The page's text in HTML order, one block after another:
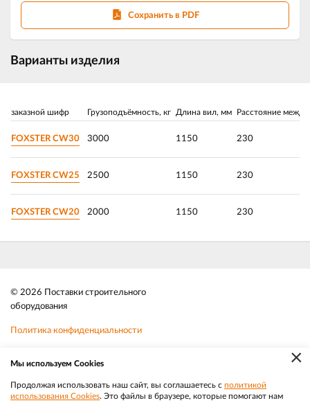
Сохранить в PDF
Варианты изделия
заказной шифр Грузоподъёмность, кг Длина вил, мм Расстояние
FOXSTER СW30 3000 1150 230
FOXSTER CW25 2500 1150 230
FOXSTER CW20 2000 1150 230
© 2026 Поставки строительного
оборудования
Политика конфиденциальности
Телефон:8 (383) 202 1436
Разработка|Веб-аналитика
×
Мы используем Cookies
Продолжая использовать наш сайт, вы соглашаетесь с политикой
использования Cookies. Это файлы в браузере, которые помогают нам